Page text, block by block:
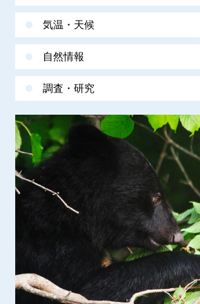
気温・天候
自然情報
調査・研究